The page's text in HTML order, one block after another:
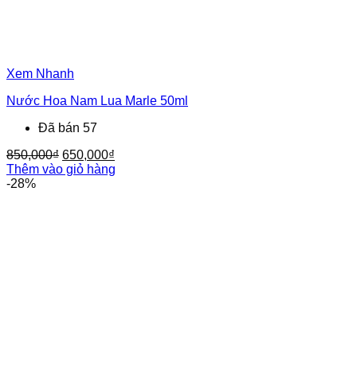
Xem Nhanh
Nước Hoa Nam Lua Marle 50ml
Đã bán 57
850,000₫ Giá
gốc
650,000₫
hiện
Thêm vào giỏ hàng
-28%